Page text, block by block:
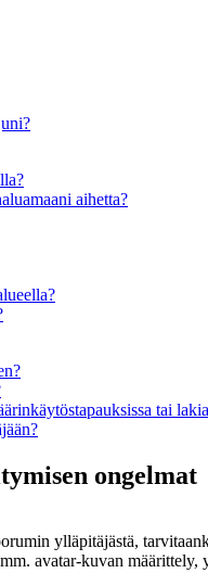
aihetta?
tai
ongelmat
ylläpitäjästä,
avatar-kuvan